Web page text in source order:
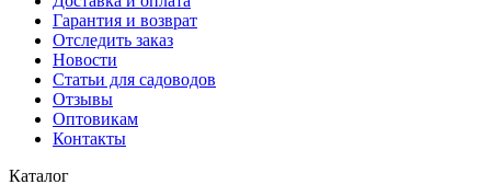
Гарантия и возврат
Отследить заказ
Новости
Статьи для садоводов
Отзывы
Оптовикам
Контакты
Каталог